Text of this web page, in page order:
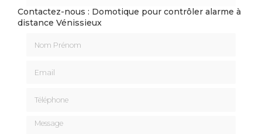
Contactez-nous : Domotique pour contrôler alarme à
distance Vénissieux
Message